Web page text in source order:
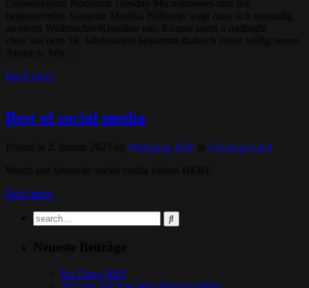
Read more
Best of social media
Wolfgang Radl
Uncategorized
Read more
Nu Hope 2026